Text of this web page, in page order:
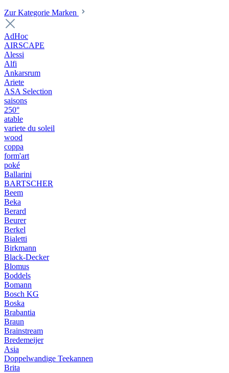
Zur Kategorie Marken
AdHoc
AIRSCAPE
Alessi
Alfi
Ankarsrum
Ariete
ASA Selection
saisons
250°
atable
variete du soleil
wood
coppa
form'art
poké
Ballarini
BARTSCHER
Beem
Beka
Berard
Beurer
Berkel
Bialetti
Birkmann
Black-Decker
Blomus
Boddels
Bomann
Bosch KG
Boska
Brabantia
Braun
Brainstream
Bredemeijer
Asia
Doppelwandige Teekannen
Brita